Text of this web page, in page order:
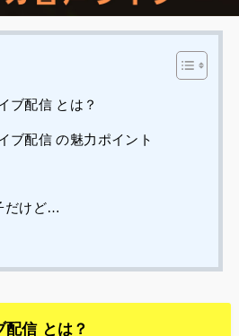
ブ配信 とは？
ブ配信 の魅力ポイント
だけど…
信 とは？